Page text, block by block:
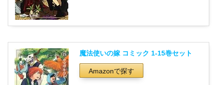
魔法使いの嫁 コミック 1-15巻セット
Amazonで探す